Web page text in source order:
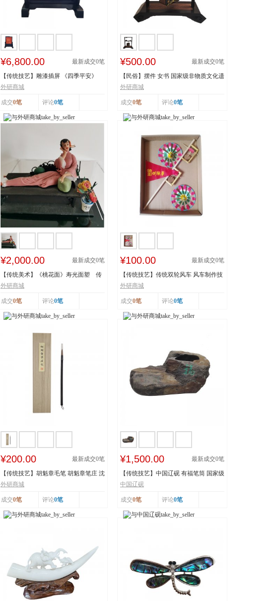
¥6,800.00 最新成交0笔
【传统技艺】雕漆插屏 《四季平安》
《繁花似锦》 ...
外研商城
成交0笔 评论0笔
¥500.00 最新成交0笔
【民俗】摆件 女书 国家级非物质文化遗
产 湖南...
外研商城
成交0笔 评论0笔
¥2,000.00 最新成交0笔
【传统美术】《桃花面》寿光面塑 传
承人：王建美 市...
外研商城
成交0笔 评论0笔
¥100.00 最新成交0笔
【传统技艺】传统双轮风车 风车制作技
艺 传承人：刘...
外研商城
成交0笔 评论0笔
¥200.00 最新成交0笔
【传统技艺】胡魁章毛笔 胡魁章笔庄 沈
阳胡魁章制...
外研商城
成交0笔 评论0笔
¥1,500.00 最新成交0笔
【传统技艺】中国辽砚 有福笔筒 国家级
非物质文化遗...
中国辽砚
成交0笔 评论0笔